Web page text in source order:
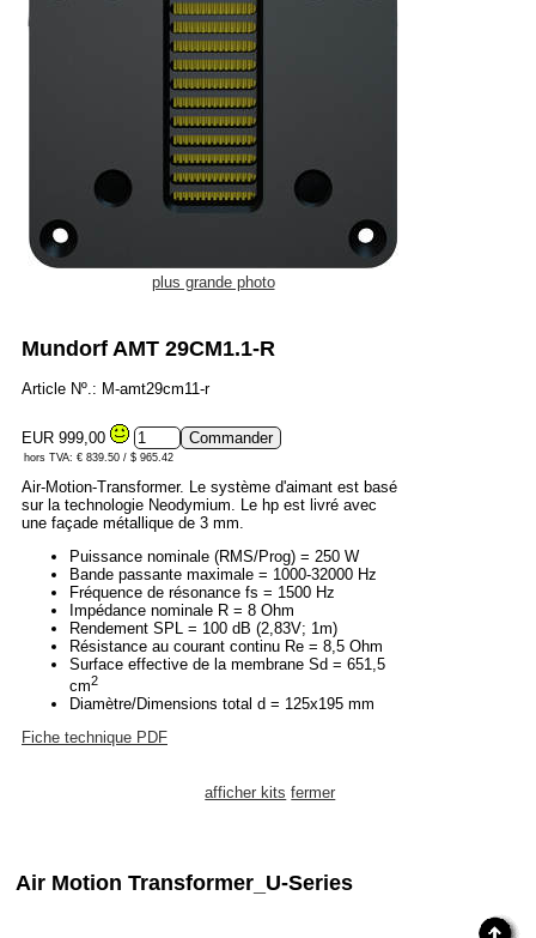
plus grande photo
Mundorf AMT 29CM1.1-R
Article Nº.: M-amt29cm11-r
EUR 999,00
hors TVA: € 839.50 / $ 965.42
Air-Motion-Transformer. Le système d'aimant est basé
sur la technologie Neodymium. Le hp est livré avec
une façade métallique de 3 mm.
Puissance nominale (RMS/Prog) = 250 W
Bande passante maximale = 1000-32000 Hz
Fréquence de résonance fs = 1500 Hz
Impédance nominale R = 8 Ohm
Rendement SPL = 100 dB (2,83V; 1m)
Résistance au courant continu Re = 8,5 Ohm
Surface effective de la membrane Sd = 651,5
cm2
Diamètre/Dimensions total d = 125x195 mm
Fiche technique PDF
afficher kits fermer
Air Motion Transformer_U-Series